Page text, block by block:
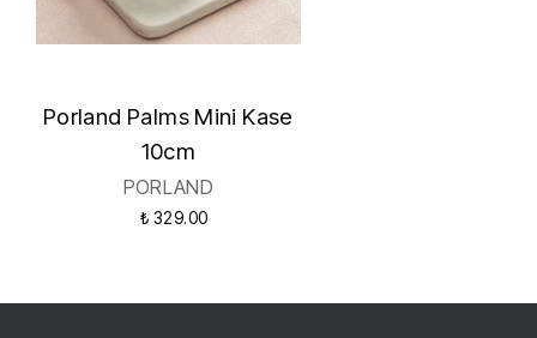
Porland Palms Mini Kase
10cm
PORLAND
₺ 329.00